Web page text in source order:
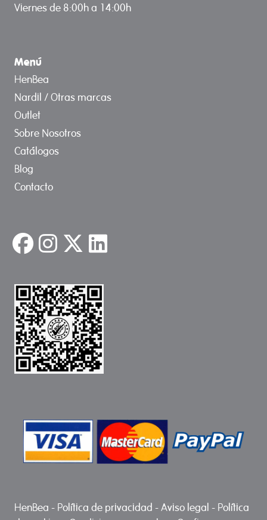
Viernes de 8:00h a 14:00h
Menú
HenBea
Nardil / Otras marcas
Outlet
Sobre Nosotros
Catálogos
Blog
Contacto
HenBea - Política de privacidad -Aviso legal - Política